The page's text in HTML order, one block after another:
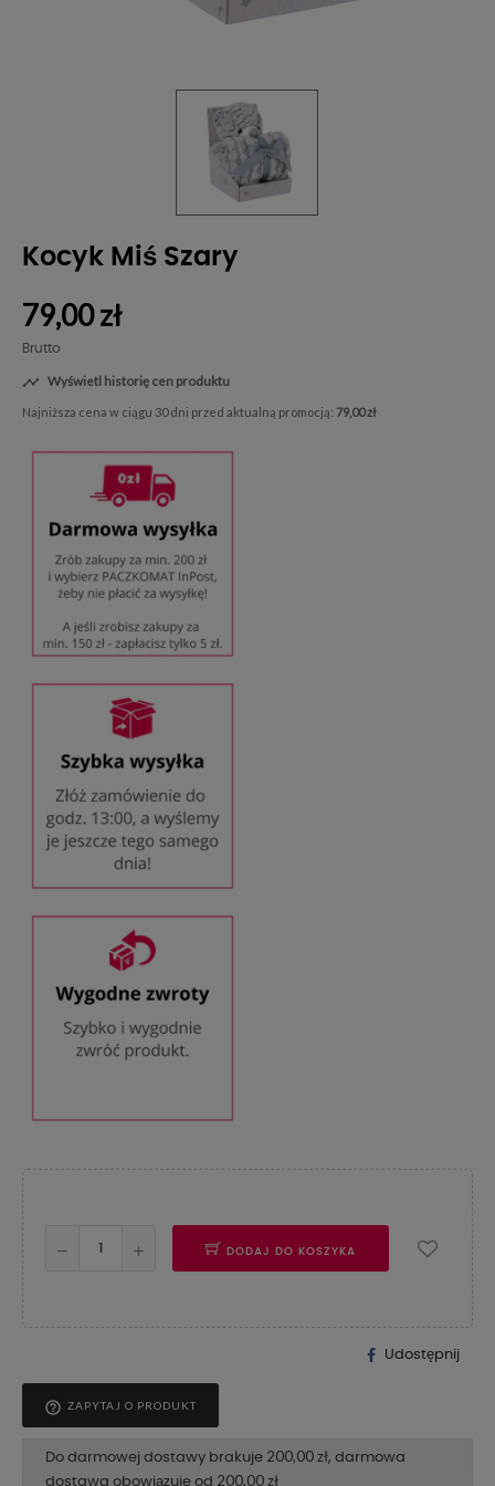
Kocyk Miś Szary
79,00 zł
Brutto
 Wyświetl historię cen produktu
Najniższa cena w ciągu 30 dni przed aktualną promocją: 79,00 zł
DODAJ DO KOSZYKA
Udostępnij
help_outline ZAPYTAJ O PRODUKT
Do darmowej dostawy brakuje 200,00 zł, darmowa
dostawa obowiązuje od 200,00 zł